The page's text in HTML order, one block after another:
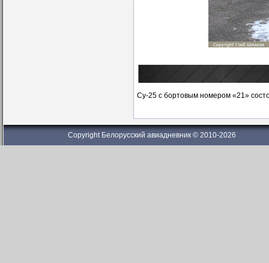
Су-25 с бортовым номером «21»
Copyright Белорусский авиадневник © 2010-2026